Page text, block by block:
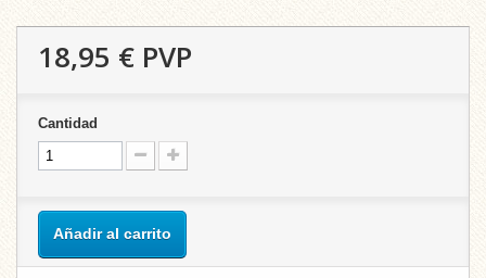
18,95 € PVP
Cantidad
Añadir al carrito